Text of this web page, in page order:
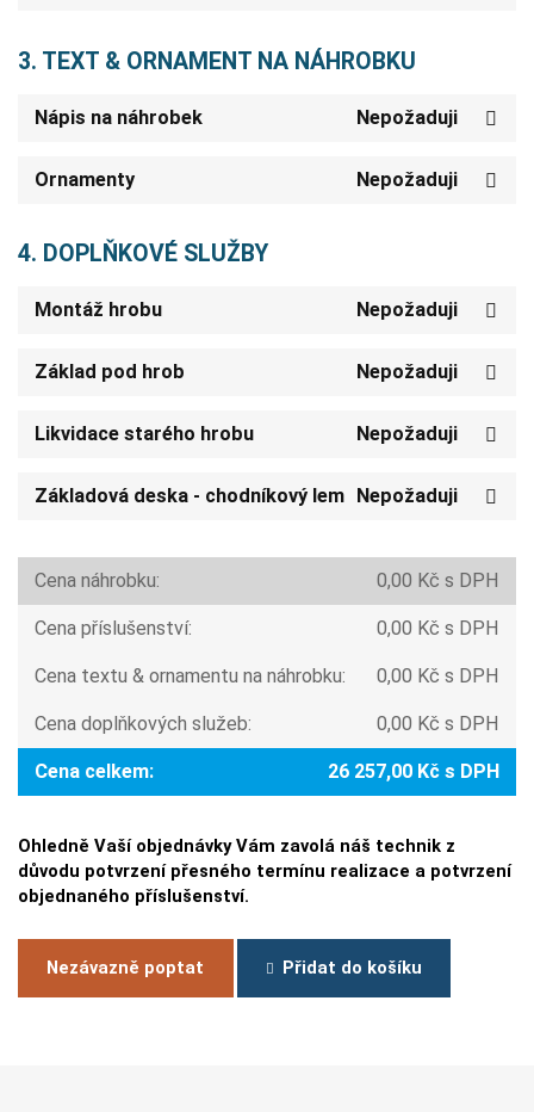
3. TEXT & ORNAMENT NA NÁHROBKU
Nápis na náhrobek Nepožaduji
Ornamenty Nepožaduji
4. DOPLŇKOVÉ SLUŽBY
Montáž hrobu Nepožaduji
Základ pod hrob Nepožaduji
Likvidace starého hrobu Nepožaduji
Základová deska - chodníkový lem Nepožaduji
Cena náhrobku: 0,00 Kč s DPH
Cena příslušenství: 0,00 Kč s DPH
Cena textu & ornamentu na náhrobku: 0,00 Kč s DPH
Cena doplňkových služeb: 0,00 Kč s DPH
Cena celkem: 26 257,00 Kč s DPH
Ohledně Vaší objednávky Vám zavolá náš technik z
důvodu potvrzení přesného termínu realizace a potvrzení
objednaného příslušenství.
Nezávazně poptat Přidat do košíku